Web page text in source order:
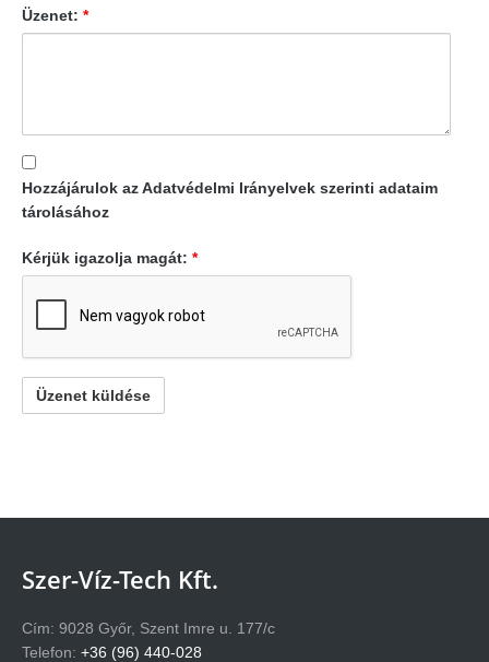
Üzenet: *
Hozzájárulok az Adatvédelmi Irányelvek szerinti adataim
tárolásához
Kérjük igazolja magát: *
Szer-Víz-Tech Kft.
Cím: 9028 Győr, Szent Imre u. 177/c
Telefon: +36 (96) 440-028